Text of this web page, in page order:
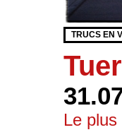
TRUCS EN
Le